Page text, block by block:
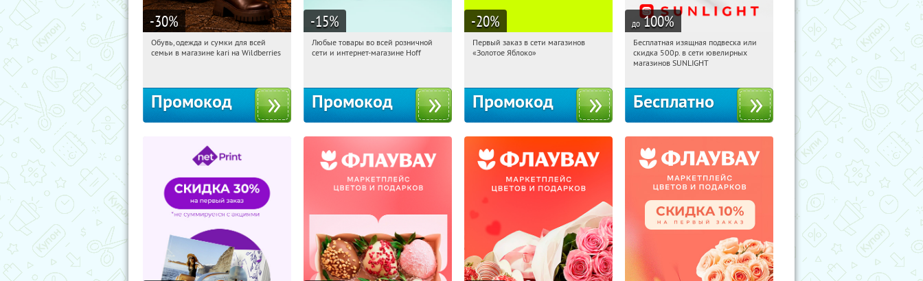
-30%
16:27:47 Получили:
Обувь, одежда и сумки для всей
семьи в магазине kari на Wildberries
Промокод
-15%
16:27:47 Получили:
Любые товары во всей розничной
сети и интернет-магазине Hoff
Промокод
-20%
16:27:47
Получи первым!
Первый заказ в сети магазинов
«Золотое Яблоко»
Промокод
до 100%
16:27:47 Получили:
Россия
Бесплатная изящная подвеска или
скидка 500р. в сети ювелирных
магазинов SUNLIGHT
Бесплатно